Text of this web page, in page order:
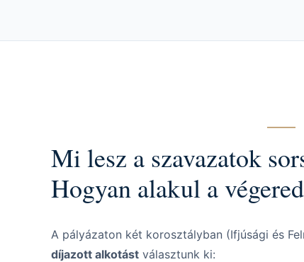
Mi lesz a szavazatok
Hogyan alakul a
A pályázaton két korosztályban (Ifjúsági és
díjazott alkotást választunk ki: